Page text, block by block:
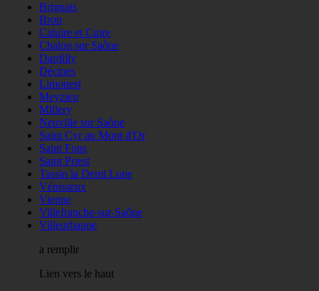
Brignais
Bron
Caluire et Cuire
Chalon sur Saône
Dardilly
Décines
Limonest
Meyzieu
Millery
Neuville sur Saône
Saint Cyr au Mont d'Or
Saint Fons
Saint Priest
Tassin la Demi Lune
Vénisseux
Vienne
Villefranche-sur-Saône
Villeurbanne
a remplir
Lien vers le haut